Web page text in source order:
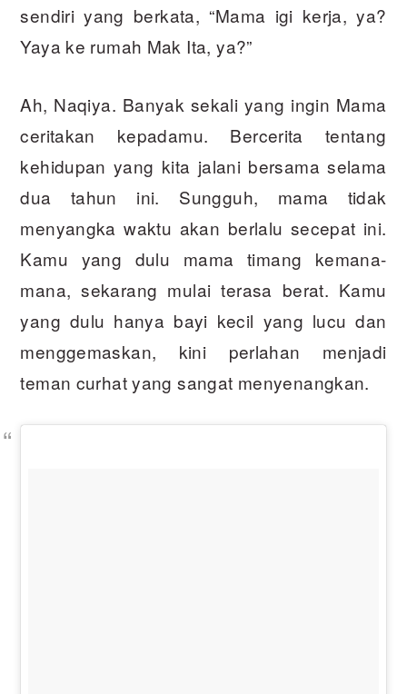
sendiri yang berkata, “Mama igi kerja, ya?
Yaya ke rumah Mak Ita, ya?”
Ah, Naqiya. Banyak sekali yang ingin Mama
ceritakan kepadamu. Bercerita tentang
kehidupan yang kita jalani bersama selama
dua tahun ini. Sungguh, mama tidak
menyangka waktu akan berlalu secepat ini.
Kamu yang dulu mama timang kemana-
mana, sekarang mulai terasa berat. Kamu
yang dulu hanya bayi kecil yang lucu dan
menggemaskan, kini perlahan menjadi
teman curhat yang sangat menyenangkan.